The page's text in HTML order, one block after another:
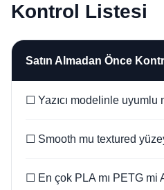
Kontrol Listesi
Satın Almadan Önce
☐ Yazıcı modelinle uyumlu
☐ Smooth mu textured
☐ En çok PLA mı PETG mi